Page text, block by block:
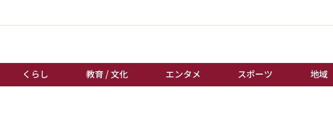
くらし 教育 / 文化 エンタメ スポーツ 地域